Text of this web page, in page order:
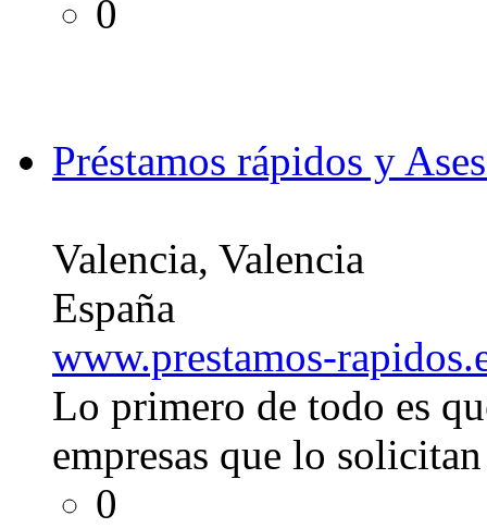
0
Préstamos rápidos y
Valencia, Valencia
España
www.prestamos-
Lo primero de todo es
empresas que lo solicitan
0